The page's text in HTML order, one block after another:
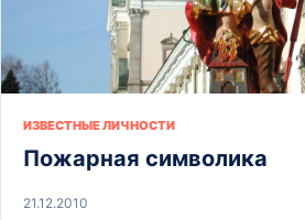
ИЗВЕСТНЫЕ ЛИЧНОСТИ
Пожарная символика
21.12.2010